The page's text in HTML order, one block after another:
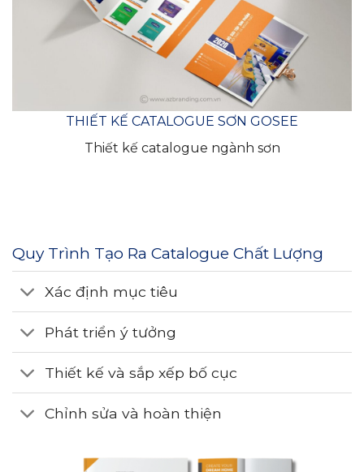
THIẾT KẾ CATALOGUE SƠN GOSEE
Thiết kế catalogue ngành sơn
Quy Trình Tạo Ra Catalogue Chất Lượng
Xác định mục tiêu
Phát triển ý tưởng
Thiết kế và sắp xếp bố cục
Chỉnh sửa và hoàn thiện